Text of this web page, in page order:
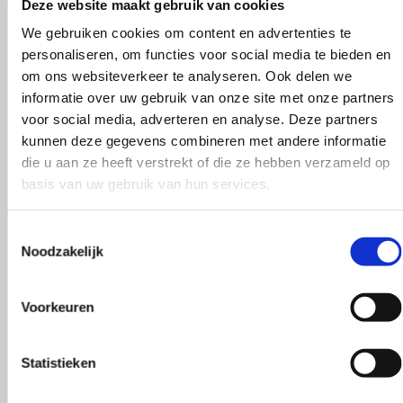
Deze website maakt gebruik van cookies
We gebruiken cookies om content en advertenties te
personaliseren, om functies voor social media te bieden en
om ons websiteverkeer te analyseren. Ook delen we
informatie over uw gebruik van onze site met onze partners
voor social media, adverteren en analyse. Deze partners
kunnen deze gegevens combineren met andere informatie
die u aan ze heeft verstrekt of die ze hebben verzameld op
basis van uw gebruik van hun services.
Noodzakelijk
Voorkeuren
Statistieken
aantal
SKU:scheepjes catona 25gBrand:Scheepjes
Zorgvuldig samengesteld door De
Alleen producten die wij zelf zouden
Snelle en betrouwbare verzending
Persoonlijke service van een